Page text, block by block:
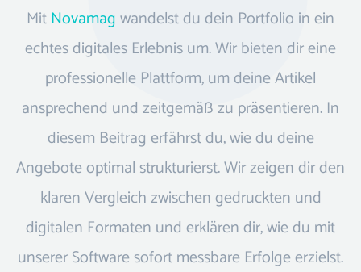
MitNovamagwandelst du dein Portfolio in ein
echtes digitales Erlebnis um. Wir bieten dir eine
professionelle Plattform, um deine Artikel
ansprechend und zeitgemäß zu präsentieren. In
diesem Beitrag erfährst du, wie du deine
Angebote optimal strukturierst. Wir zeigen dir den
klaren Vergleich zwischen gedruckten und
digitalen Formaten und erklären dir, wie du mit
unserer Software sofort messbare Erfolge erzielst.